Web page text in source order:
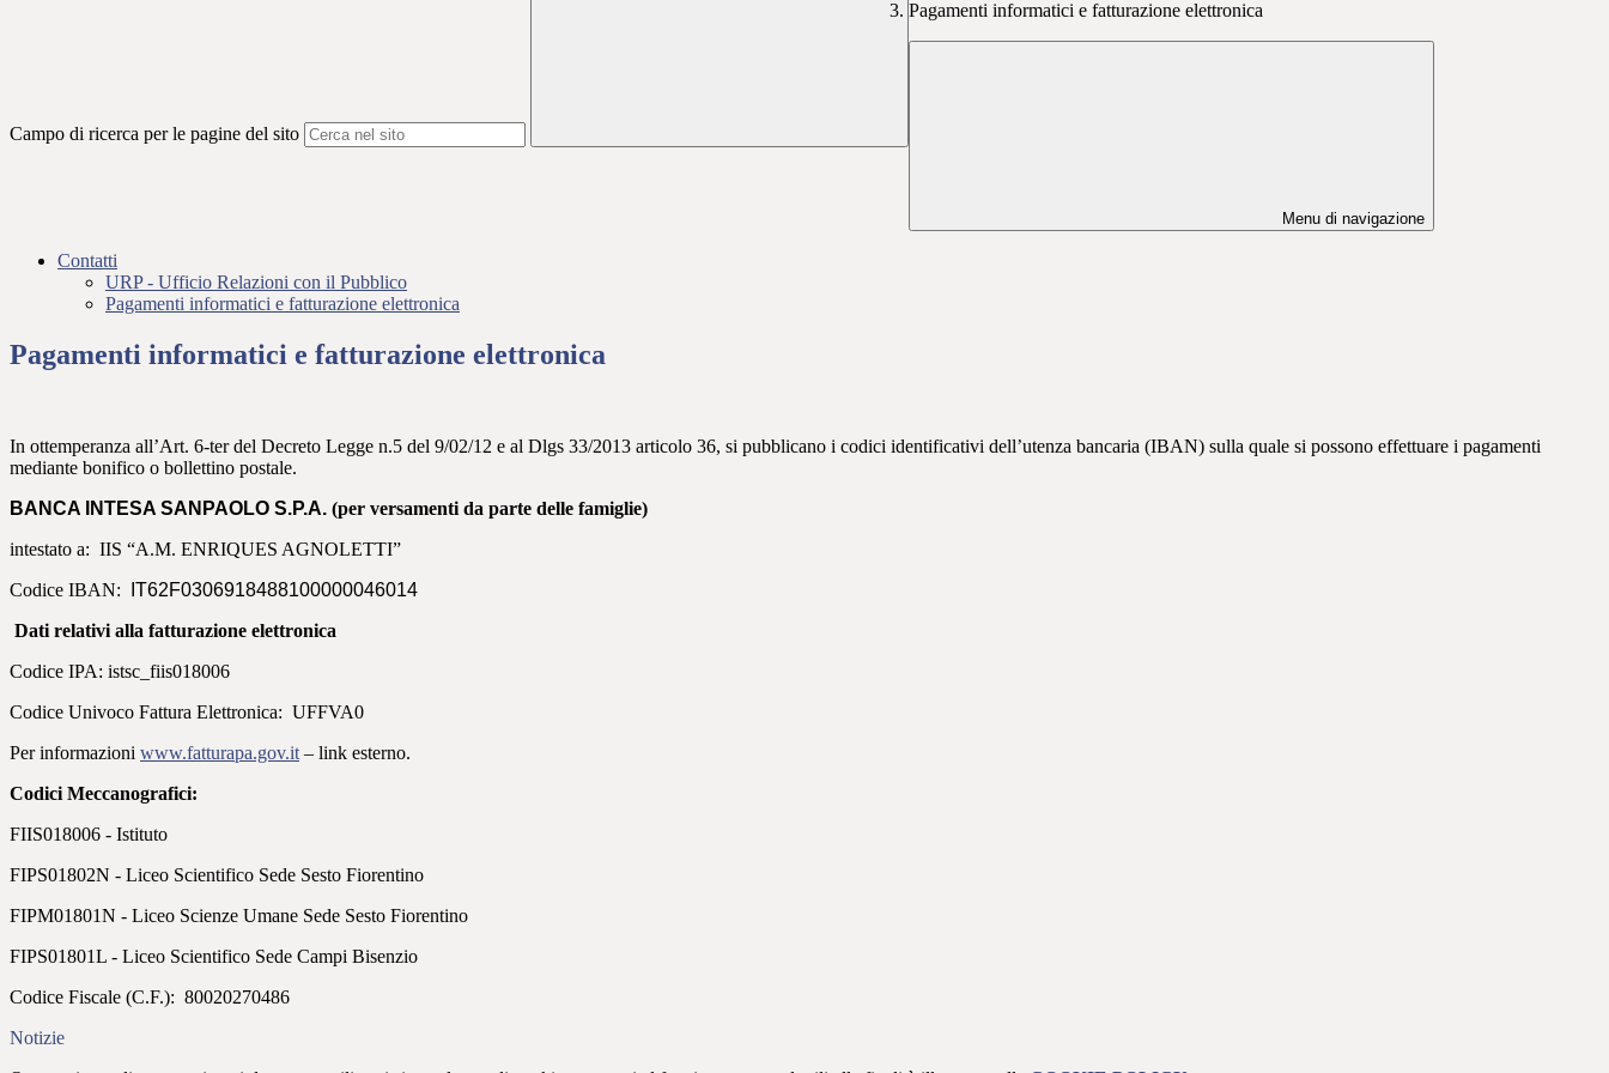
Campo di ricerca per le pagine del sito
Pagamenti informatici e fatturazione elettronica
Menu di navigazione
Contatti
URP - Ufficio Relazioni con il Pubblico
Pagamenti informatici e fatturazione elettronica
Pagamenti informatici e fatturazione elettronica
In ottemperanza all’Art. 6-ter del Decreto Legge n.5 del 9/02/12 e al Dlgs 33/2013 articolo 36, si pubblicano i codici identificativi dell’utenza bancaria (IBAN) sulla quale si possono effettuare i pagamenti
mediante bonifico o bollettino postale.
BANCA INTESA SANPAOLO S.P.A. (per versamenti da parte delle famiglie)
intestato a: IIS “A.M. ENRIQUES AGNOLETTI”
Codice IBAN:
IT62F0306918488100000046014
Dati relativi alla fatturazione elettronica
Codice IPA: istsc_fiis018006
Codice Univoco Fattura Elettronica: UFFVA0
Per informazioni www.fatturapa.gov.it – link esterno.
Codici Meccanografici:
FIIS018006 - Istituto
FIPS01802N - Liceo Scientifico Sede Sesto Fiorentino
FIPM01801N - Liceo Scienze Umane Sede Sesto Fiorentino
FIPS01801L - Liceo Scientifico Sede Campi Bisenzio
Codice Fiscale (C.F.): 80020270486
Notizie